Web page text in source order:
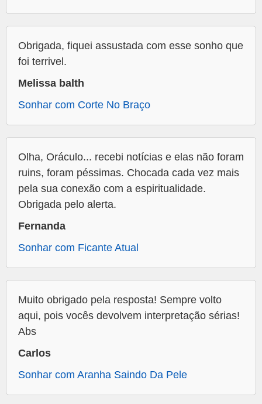
Obrigada, fiquei assustada com esse sonho que
foi terrivel.
Melissa balth
Sonhar com Corte No Braço
Olha, Oráculo... recebi notícias e elas não foram
ruins, foram péssimas. Chocada cada vez mais
pela sua conexão com a espiritualidade.
Obrigada pelo alerta.
Fernanda
Sonhar com Ficante Atual
Muito obrigado pela resposta! Sempre volto
aqui, pois vocês devolvem interpretação sérias!
Abs
Carlos
Sonhar com Aranha Saindo Da Pele